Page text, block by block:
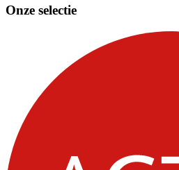
Onze selectie